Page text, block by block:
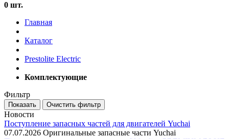
0 шт.
Главная
Каталог
Prestolite Electric
Комплектующие
Фильтр
Новости
Поступление запасных частей для двигателей Yuchai
07.07.2026 Оригинальные запасные части Yuchai